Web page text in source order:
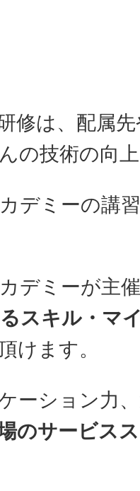
修は、配属
の技術の向
デミーの講
デミーが主
スキル・マ
けます。
ーション力
のサービス